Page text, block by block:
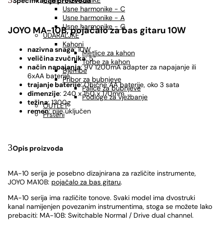
Usne harmonike - C
Usne harmonike - A
Usne harmonike - G
UDARALJKE
Kahoni
Metlice za kahon
Torbe za kahon
Djembe
Pribor za bubnjeve
Palice za bubnjeve
Podloge za vježbanje
OUTLET
Prsteni
JOYO MA-10B, pojačalo za bas gitaru 10W
nazivna snaga: 10W
veličina zvučnika: 5″
način napajanja: 9V 1200mA adapter za napajanje ili
6xAA baterije
trajanje baterije: Obične AA baterije, oko 3 sata
dimenzije: 240 x 150 x 170mm
težina: 1300g
remen: nije uključen
Opis proizvoda
MA-10 serija je posebno dizajnirana za različite instrumente,
JOYO MA10B: pojačalo za bas gitaru.
MA-10 serija ima različite tonove. Svaki model ima dvostruki
kanal namijenjen povezanim instrumentima, stoga se možete lako
prebaciti: MA-10B: Switchable Normal / Drive dual channel.